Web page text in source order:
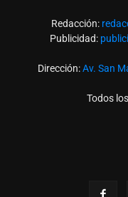
Redacción:
Publicidad:
Dirección:Av. San
Todos